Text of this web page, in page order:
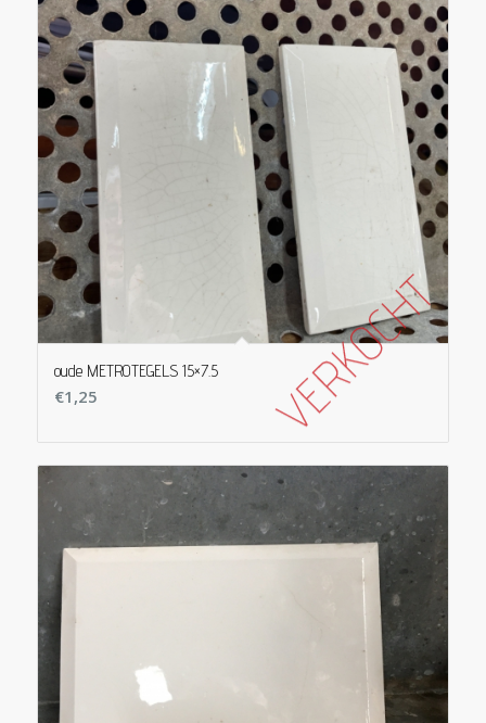
oude METROTEGELS 15×7.5
€1,25